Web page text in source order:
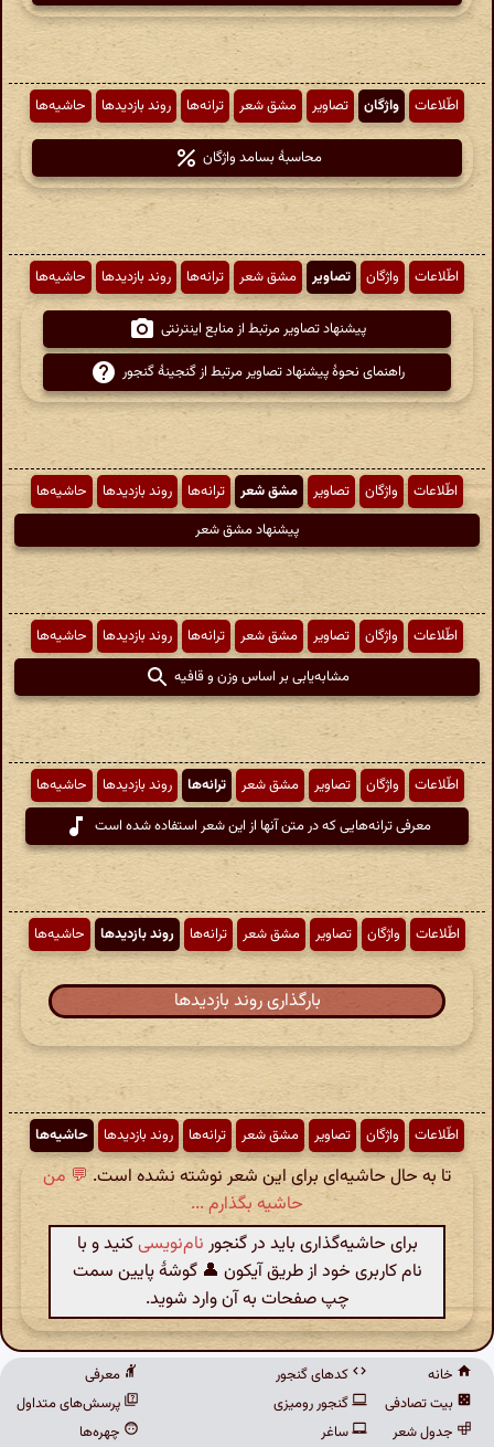
اطّلاعات واژگان تصاویر مشق شعر ترانه‌ها روند بازدیدها حاشیه‌ها
محاسبهٔ بسامد واژگان
اطّلاعات واژگان تصاویر مشق شعر ترانه‌ها روند بازدیدها حاشیه‌ها
پیشنهاد تصاویر مرتبط از منابع اینترنتی
راهنمای نحوهٔ پیشنهاد تصاویر مرتبط از گنجینهٔ گنجور
اطّلاعات واژگان تصاویر مشق شعر ترانه‌ها روند بازدیدها
حاشیه‌ها
پیشنهاد مشق شعر
اطّلاعات واژگان تصاویر مشق شعر ترانه‌ها روند بازدیدها
حاشیه‌ها
مشابه‌یابی بر اساس وزن و قافیه
اطّلاعات واژگان تصاویر مشق شعر ترانه‌ها روند بازدیدها
حاشیه‌ها
معرفی ترانه‌هایی که در متن آنها از این شعر استفاده شده است
اطّلاعات واژگان تصاویر مشق شعر ترانه‌ها روند بازدیدها حاشیه‌ها
بارگذاری روند بازدیدها
اطّلاعات واژگان تصاویر مشق شعر ترانه‌ها روند بازدیدها حاشیه‌ها
تا به حال حاشیه‌ای برای این شعر نوشته نشده است. 💬 من
حاشیه بگذارم ...
برای حاشیه‌گذاری باید در گنجور نام‌نویسیکنید و با
نام کاربری خود از طریق آیکون 👤 گوشهٔ پایین سمت
چپ صفحات به آن وارد شوید.
خانه
بیت تصادفی
جدول شعر
کدهای گنجور
گنجور رومیزی
ساغر
معرفی
پرسش‌های متداول
چهره‌ها